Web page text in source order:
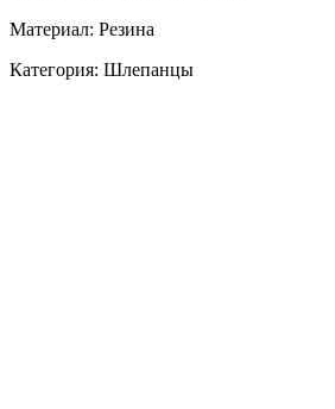
Материал: Резина
Категория: Шлепанцы